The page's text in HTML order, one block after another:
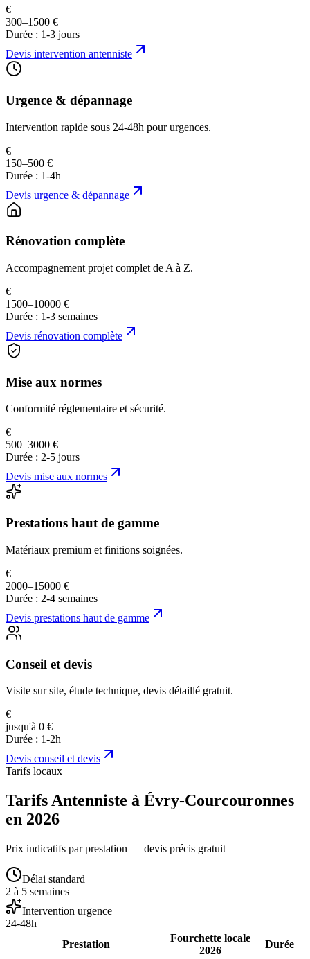
€
300–1500 €
Durée : 1-3 jours
Devis intervention antenniste
Urgence & dépannage
Intervention rapide sous 24-48h pour urgences.
€
150–500 €
Durée : 1-4h
Devis urgence & dépannage
Rénovation complète
Accompagnement projet complet de A à Z.
€
1500–10000 €
Durée : 1-3 semaines
Devis rénovation complète
Mise aux normes
Conformité réglementaire et sécurité.
€
500–3000 €
Durée : 2-5 jours
Devis mise aux normes
Prestations haut de gamme
Matériaux premium et finitions soignées.
€
2000–15000 €
Durée : 2-4 semaines
Devis prestations haut de gamme
Conseil et devis
Visite sur site, étude technique, devis détaillé gratuit.
€
jusqu'à 0 €
Durée : 1-2h
Devis conseil et devis
Tarifs locaux
Tarifs Antenniste à Évry-Courcouronnes
en 2026
Prix indicatifs par prestation — devis précis gratuit
Délai standard
2 à 5 semaines
Intervention urgence
24-48h
Prestation
Fourchette locale
2026
Durée